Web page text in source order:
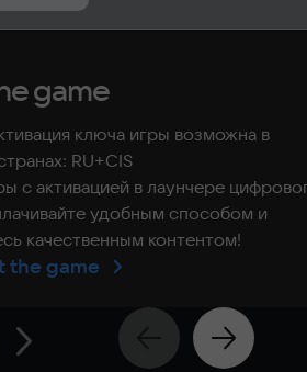
game
ключа игры возможна в
RU+CIS
с активацией в лаунчере
удобным способом и
качественным контентом!
the game